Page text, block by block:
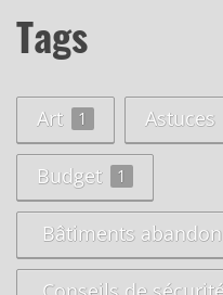
Tags
Art 1 Astuces
Budget 1
Bâtiments